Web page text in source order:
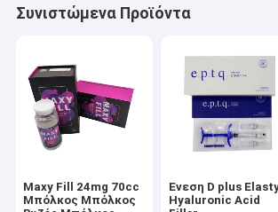
Συνιστώμενα Προϊόντα
Maxy Fill 24mg 70cc
Μπόλκος Μπόλκος
Ένεση D plus
Hyaluronic Acid